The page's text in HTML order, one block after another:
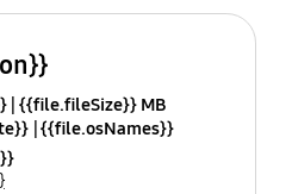
{{file.fileSize}} MB
{{file.osNames}}